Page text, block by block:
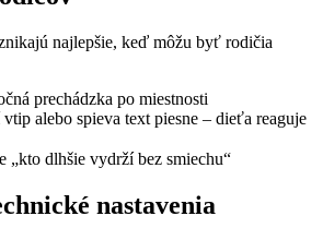
najlepšie, keď môžu byť rodičia
prechádzka po miestnosti
alebo spieva text piesne – dieťa reaguje
„kto dlhšie vydrží bez smiechu“
nastavenia